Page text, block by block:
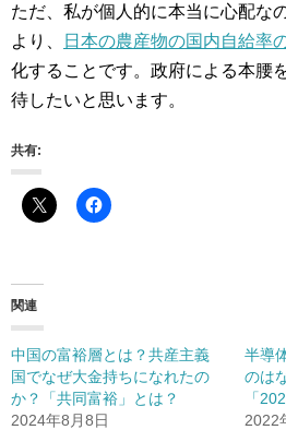
ただ、私が個人的に本当に心配な
より、
日本の農産物の国内自給率
化することです。政府による本腰
待したいと思います。
共有:
関連
中国の富裕層とは？共産主義
国でなぜ大金持ちになれたの
か？「共同富裕」とは？
2024年8月8日
半導
のは
「
2022